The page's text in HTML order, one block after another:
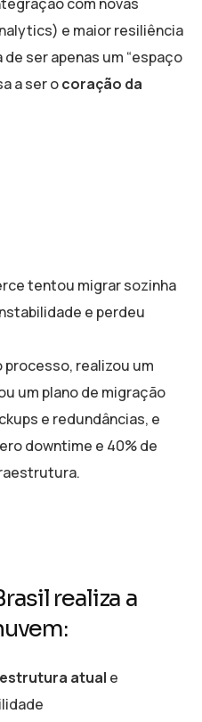
e maior resiliência
ser apenas um “espaço
a ser ocoração da
tentou migrar sozinha
e perdeu
processo, realizou um
um plano de migração
e redundâncias, e
downtime e 40% de
realiza a
atual e